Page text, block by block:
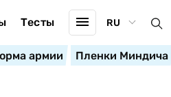
Тесты RU
армии Пленки Миндича